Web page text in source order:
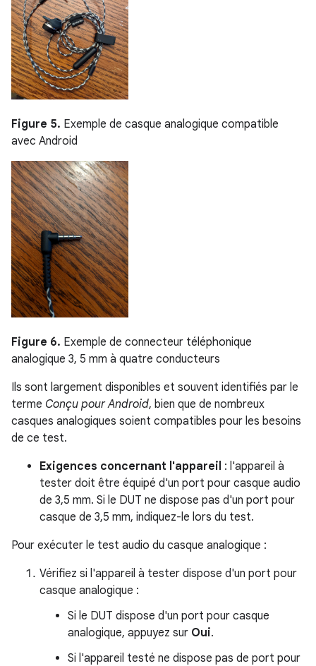
Figure 5. Exemple de casque analogique compatible
avec Android
Figure 6. Exemple de connecteur téléphonique
analogique 3, 5 mm à quatre conducteurs
Ils sont largement disponibles et souvent identifiés par le
terme Conçu pour Android, bien que de nombreux
casques analogiques soient compatibles pour les besoins
de ce test.
Exigences concernant l'appareil : l'appareil à
tester doit être équipé d'un port pour casque audio
de 3,5 mm. Si le DUT ne dispose pas d'un port pour
casque de 3,5 mm, indiquez-le lors du test.
Pour exécuter le test audio du casque analogique :
Vérifiez si l'appareil à tester dispose d'un port pour
casque analogique :
Si le DUT dispose d'un port pour casque
analogique, appuyez sur Oui.
Si l'appareil testé ne dispose pas de port pour